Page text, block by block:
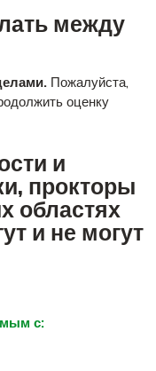
между
Пожалуйста,
оценку
и
прокторы
областях
и не могут
с: